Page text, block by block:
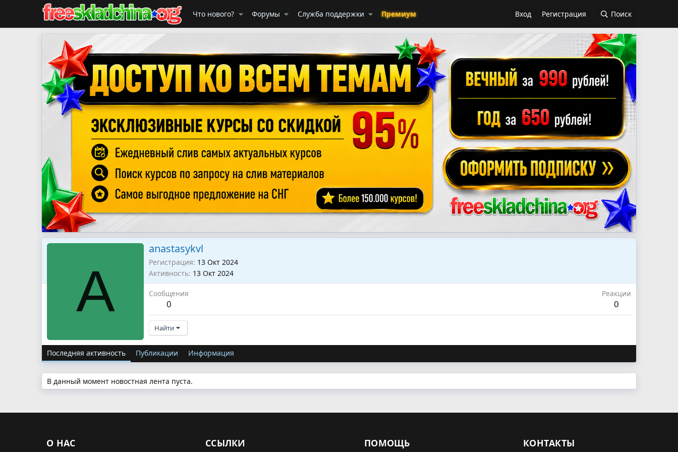
Что нового? Форумы Служба поддержки Премиум Вход Регистрация Поиск
A
anastasykvl
Регистрация 13 Окт 2024
Активность 13 Окт 2024
Сообщения
0
Реакции
0
Найти
Последняя активность Публикации Информация
В данный момент новостная лента пуста.
О НАС ССЫЛКИ ПОМОЩЬ КОНТАКТЫ